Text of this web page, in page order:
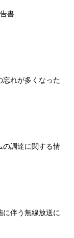
書
忘れが多くなった
の調達に関する情
伴う無線放送に